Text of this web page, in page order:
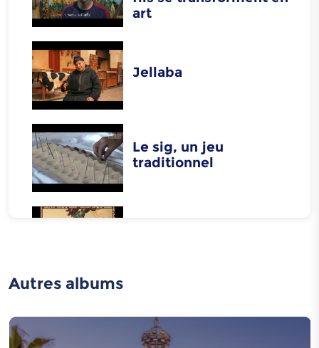
art
Jellaba
Le sig, un jeu
traditionnel
Élevage de chameaux
Autres albums